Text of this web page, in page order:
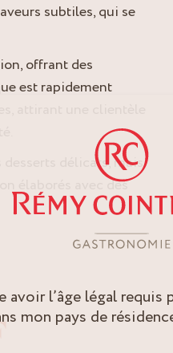
subtiles, qui se
offrant des
est rapidement
attirant une clientèle
délicats, mais
élaborés avec des
avoir l’âge légal requis
mon pays de